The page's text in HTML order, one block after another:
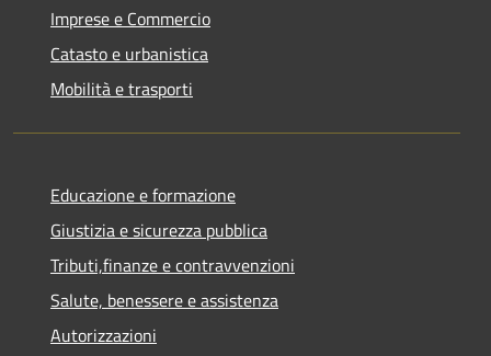
Imprese e Commercio
Catasto e urbanistica
Mobilità e trasporti
Educazione e formazione
Giustizia e sicurezza pubblica
Tributi,finanze e contravvenzioni
Salute, benessere e assistenza
Autorizzazioni